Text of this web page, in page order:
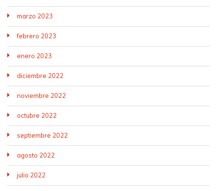
marzo 2023
febrero 2023
enero 2023
diciembre 2022
noviembre 2022
octubre 2022
septiembre 2022
agosto 2022
julio 2022